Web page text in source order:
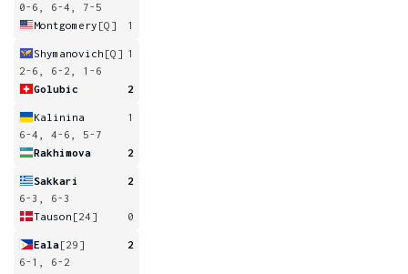
0-6, 6-4, 7-5
Montgomery [Q] 1
Shymanovich [Q] 1
2-6, 6-2, 1-6
Golubic
2
Kalinina
1
6-4, 4-6, 5-7
Rakhimova
2
Sakkari
2
6-3, 6-3
Tauson [24] 0
Eala[29]
2
6-1, 6-2